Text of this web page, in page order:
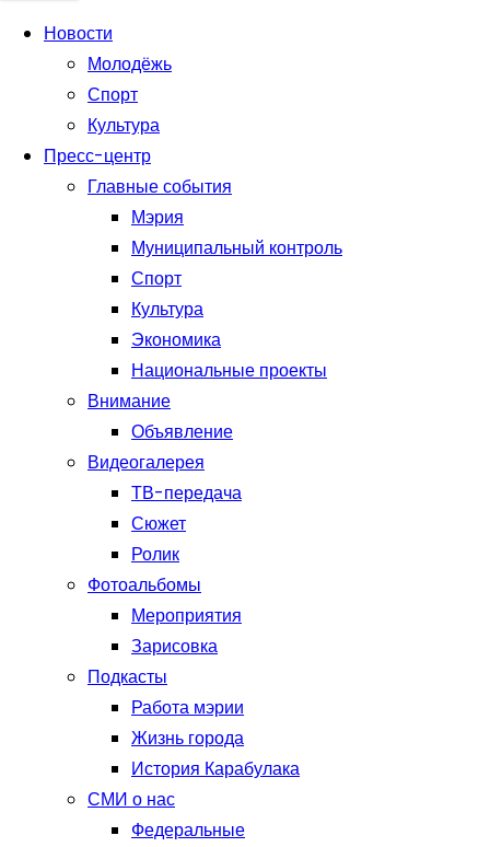
Новости
Молодёжь
Спорт
Культура
Пресс-центр
Главные события
Мэрия
Муниципальный контроль
Спорт
Культура
Экономика
Национальные проекты
Внимание
Объявление
Видеогалерея
ТВ-передача
Сюжет
Ролик
Фотоальбомы
Мероприятия
Зарисовка
Подкасты
Работа мэрии
Жизнь города
История Карабулака
СМИ о нас
Федеральные